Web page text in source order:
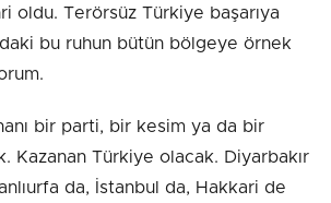
oldu. Terörsüz Türkiye başarıya
bu ruhun bütün bölgeye örnek
bir parti, bir kesim ya da bir
Kazanan Türkiye olacak. Diyarbakır
da, İstanbul da, Hakkari de